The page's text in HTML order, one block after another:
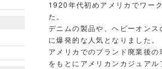
1920年代初めアメリカでワー
た。
デニムの製品や、ヘビーオン
に爆発的な人気となりました。
アメリカでのブランド廃業後
をもとにアメリカンカジュアル